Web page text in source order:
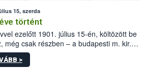
15, szerda
történt
ezelőtt 1901. július 15-én, költözött be
még csak részben – a budapesti m. kir.
állomás a Kis Rókus utca
alatti, Czigler Győző által tervezett új
>